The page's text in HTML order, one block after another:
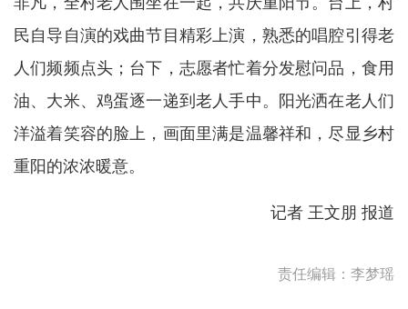
民自导自演的戏曲节目精彩上演，熟悉的唱腔引得老
人们频频点头；台下，志愿者忙着分发慰问品，食用
油、大米、鸡蛋逐一递到老人手中。阳光洒在老人们
洋溢着笑容的脸上，画面里满是温馨祥和，尽显乡村
重阳的浓浓暖意。
记者 王文朋 报道
责任编辑：李梦瑶